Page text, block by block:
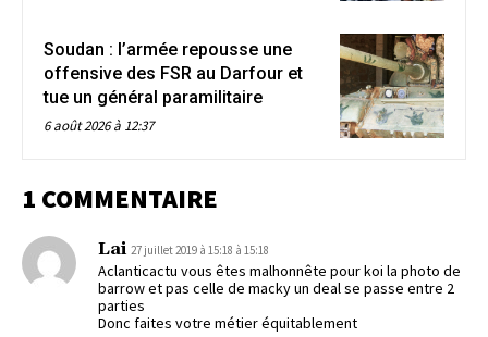
Soudan : l’armée repousse une
offensive des FSR au Darfour et
tue un général paramilitaire
6 août 2026 à 12:37
1 COMMENTAIRE
Lai 27 juillet 2019 à 15:18 à 15:18
Aclanticactu vous êtes malhonnête pour koi la photo de
barrow et pas celle de macky un deal se passe entre 2
parties
Donc faites votre métier équitablement